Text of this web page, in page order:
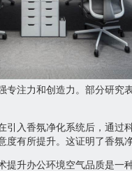
专注力和创造力。部分研究
引入香氛净化系统后，通过
度有所提升。这证明了香氛
提升办公环境空气品质是